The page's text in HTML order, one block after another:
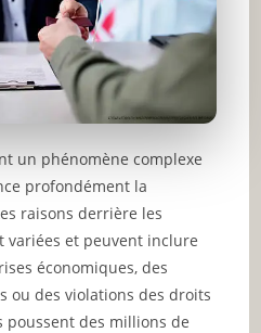
un phénomène complexe
profondément la
raisons derrière les
variées et peuvent inclure
économiques, des
ou des violations des droits
poussent des millions de